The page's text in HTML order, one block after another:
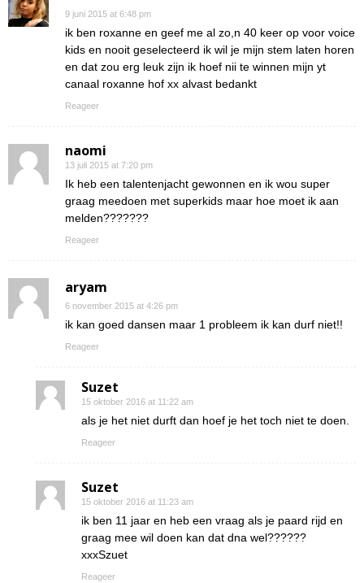
9 juni 2015 at 6:48 pm
ik ben roxanne en geef me al zo,n 40 keer op voor voice
kids en nooit geselecteerd ik wil je mijn stem laten horen
en dat zou erg leuk zijn ik hoef nii te winnen mijn yt
canaal roxanne hof xx alvast bedankt
Reageer
naomi
13 juli 2015 at 7:20 pm
Ik heb een talentenjacht gewonnen en ik wou super
graag meedoen met superkids maar hoe moet ik aan
melden???????
Reageer
aryam
6 november 2015 at 4:26 pm
ik kan goed dansen maar 1 probleem ik kan durf niet!!
Reageer
Suzet
15 oktober 2016 at 11:22 am
als je het niet durft dan hoef je het toch niet te doen.
Reageer
Suzet
15 oktober 2016 at 11:23 am
ik ben 11 jaar en heb een vraag als je paard rijd en
graag mee wil doen kan dat dna wel??????
xxxSzuet
Reageer